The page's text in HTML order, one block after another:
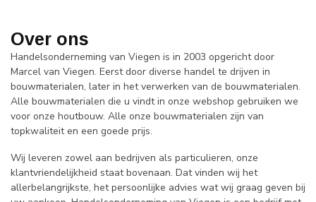
Over ons
Handelsonderneming van Viegen is in 2003 opgericht door
Marcel van Viegen. Eerst door diverse handel te drijven in
bouwmaterialen, later in het verwerken van de bouwmaterialen.
Alle bouwmaterialen die u vindt in onze webshop gebruiken we
voor onze houtbouw. Alle onze bouwmaterialen zijn van
topkwaliteit en een goede prijs.
Wij leveren zowel aan bedrijven als particulieren, onze
klantvriendelijkheid staat bovenaan. Dat vinden wij het
allerbelangrijkste, het persoonlijke advies wat wij graag geven bij